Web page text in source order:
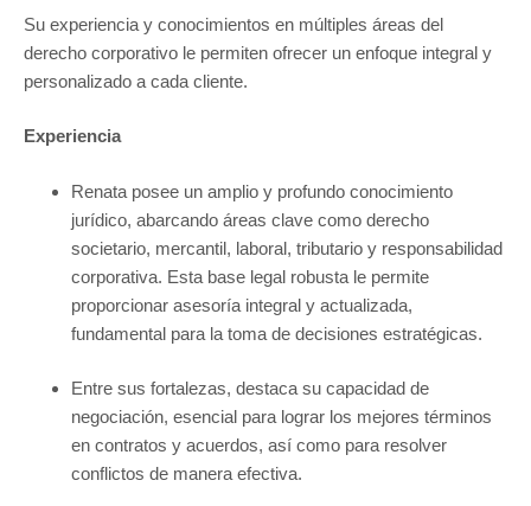
Su experiencia y conocimientos en múltiples áreas del
derecho corporativo le permiten ofrecer un enfoque integral y
personalizado a cada cliente.
Experiencia
Renata posee un amplio y profundo conocimiento
jurídico, abarcando áreas clave como derecho
societario, mercantil, laboral, tributario y responsabilidad
corporativa. Esta base legal robusta le permite
proporcionar asesoría integral y actualizada,
fundamental para la toma de decisiones estratégicas.
Entre sus fortalezas, destaca su capacidad de
negociación, esencial para lograr los mejores términos
en contratos y acuerdos, así como para resolver
conflictos de manera efectiva.